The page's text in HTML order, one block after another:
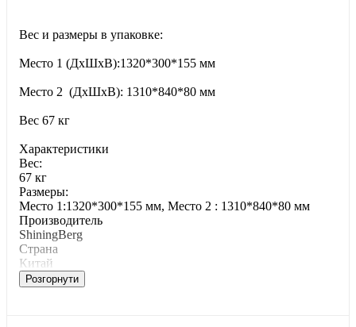
Вес и размеры в упаковке:
Место 1 (ДхШхВ):1320*300*155 мм
Место 2 (ДхШхВ): 1310*840*80 мм
Вес 67 кг
Характеристики
Bec:
67 кг
Paзмepы:
Место 1:1320*300*155 мм, Место 2 : 1310*840*80 мм
Производитель
ShiningBerg
Страна
Китай
Розгорнути